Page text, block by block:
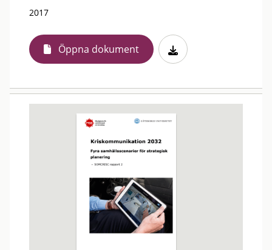
2017
Öppna dokument